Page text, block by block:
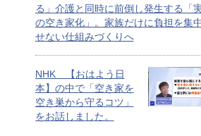
る」介護と同時に前倒し発生する「
の空き家化」。家族だけに負担を集
せない仕組みづくりへ
NHK 【おはよう日
本】の中で「空き家を
空き巣から守るコツ」
をお話しました。